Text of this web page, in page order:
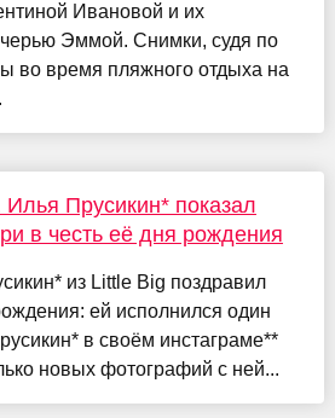
Ивановой и их
Эммой. Снимки, судя по
во время пляжного отдыха на
Прусикин* показал
в честь её дня рождения
из Little Big поздравил
ей исполнился один
в своём инстаграме**
новых фотографий с ней...